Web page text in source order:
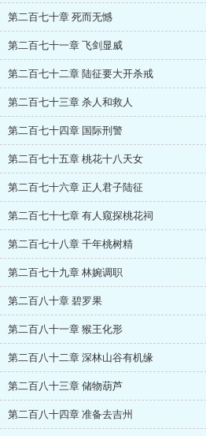
第二百七十章 死而无憾
第二百七十一章 飞剑显威
第二百七十二章 陆征要大开杀戒
第二百七十三章 杀人和救人
第二百七十四章 国际刑警
第二百七十五章 桃花十八天女
第二百七十六章 正人君子陆征
第二百七十七章 有人窥探桃花祠
第二百七十八章 千年桃树精
第二百七十九章 林婉调职
第二百八十章 碧罗果
第二百八十一章 猴王化形
第二百八十二章 深林山谷有机缘
第二百八十三章 储物葫芦
第二百八十四章 准备去吉州